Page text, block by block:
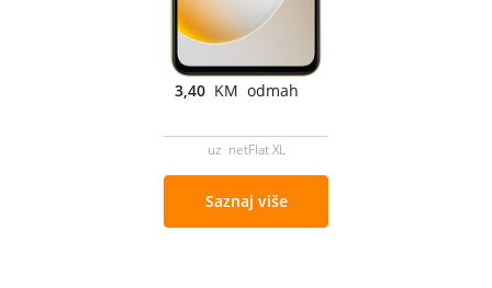
3,40 KM odmah
uz netFlat XL
Saznaj više